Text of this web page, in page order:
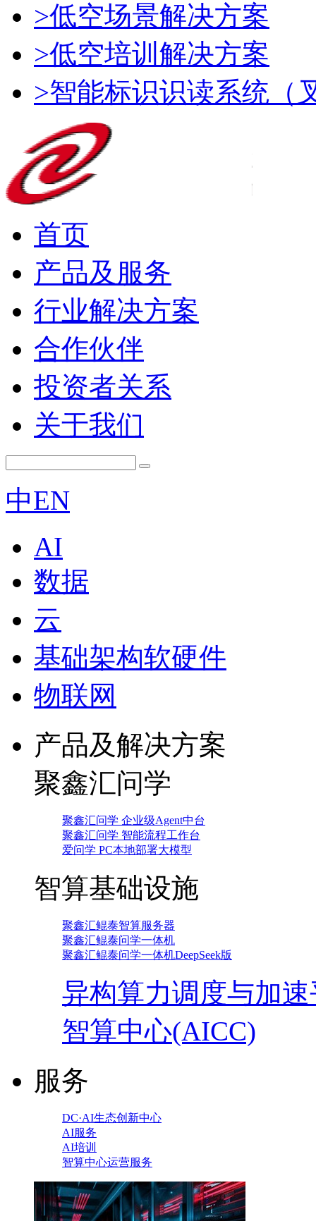
>低空场景解决方案
>低空培训解决方案
>智能标识识读系统（
首页
产品及服务
行业解决方案
合作伙伴
投资者关系
关于我们
中EN
AI
数据
云
基础架构软硬件
物联网
产品及解决方案
聚鑫汇问学
聚鑫汇问学 企业级Agent中台
聚鑫汇问学 智能流程工作台
爱问学 PC本地部署大模型
智算基础设施
聚鑫汇鲲泰智算服务器
聚鑫汇鲲泰问学一体机
聚鑫汇鲲泰问学一体机DeepSeek版
异构算力调度与加
智算中心(AICC)
服务
DC·AI生态创新中心
AI服务
AI培训
智算中心运营服务